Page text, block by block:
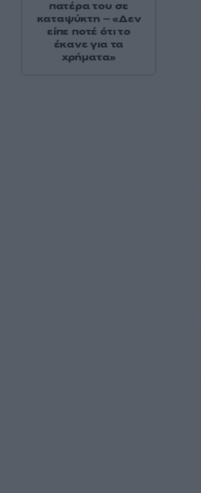
πατέρα του σε
καταψύκτη – «Δεν
είπε ποτέ ότι το
έκανε για τα
χρήματα»